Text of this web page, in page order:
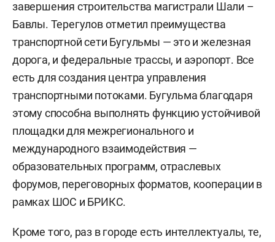
завершения строительства магистрали Шали –
Бавлы. Терегулов отметил преимущества
транспортной сети Бугульмы — это и железная
дорога, и федеральные трассы, и аэропорт. Все
есть для создания центра управления
транспортными потоками. Бугульма благодаря
этому способна выполнять функцию устойчивой
площадки для межрегионального и
международного взаимодействия —
образовательных программ, отраслевых
форумов, переговорных форматов, кооперации в
рамках ШОС и БРИКС.
Кроме того, раз в городе есть интеллектуалы, те,